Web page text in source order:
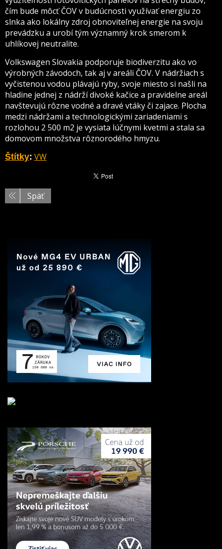
čím bude môcť ČOV v budúcnosti využívať energiu zo
slnka ako lokálny zdroj obnoviteľnej energie na svoju
prevádzku a urobí tým významný krok smerom k
uhlíkovej neutralite.
Volkswagen Slovakia podporuje biodiverzitu ako vo
výrobných závodoch, tak aj v areáli ČOV. V nádržiach s
vyčistenou vodou plávajú ryby, svoje miesto si našli na
hladine jednej z nádrží divoké kačice a pravidelne areál
navštevujú rôzne vodné a dravé vtáky či zajace. Plocha
medzi nádržami a technologickými zariadeniami s
rozlohou 2 500 m2 je vysiata lúčnymi kvetmi a stala sa
domovom množstva rôznorodého hmyzu.
Štítky: VW
Späť